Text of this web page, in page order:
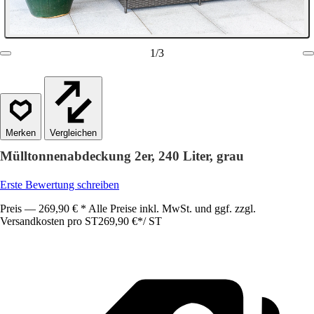
1/3
Vergleichen
Mülltonnenabdeckung 2er, 240 Liter, grau
Erste Bewertung schreiben
Preis — 269,90 € * Alle Preise inkl. MwSt. und ggf. zzgl.
Versandkosten pro ST269,90 €*/ ST